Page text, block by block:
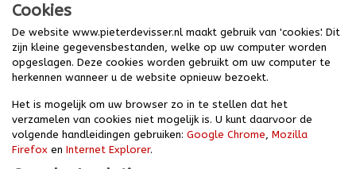
Cookies
De website www.pieterdevisser.nl maakt gebruik van 'cookies'. Dit
zijn kleine gegevensbestanden, welke op uw computer worden
opgeslagen. Deze cookies worden gebruikt om uw computer te
herkennen wanneer u de website opnieuw bezoekt.
Het is mogelijk om uw browser zo in te stellen dat het
verzamelen van cookies niet mogelijk is. U kunt daarvoor de
volgende handleidingen gebruiken: Google Chrome, Mozilla
Firefox en Internet Explorer.